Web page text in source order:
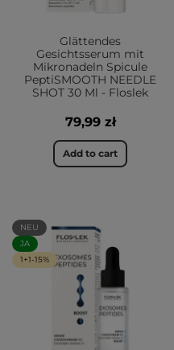
Glättendes
Gesichtsserum mit
Mikronadeln Spicule
PeptiSMOOTH NEEDLE
SHOT 30 Ml - Floslek
79,99 zł
Add to cart
NEU
JA
1+1-15%